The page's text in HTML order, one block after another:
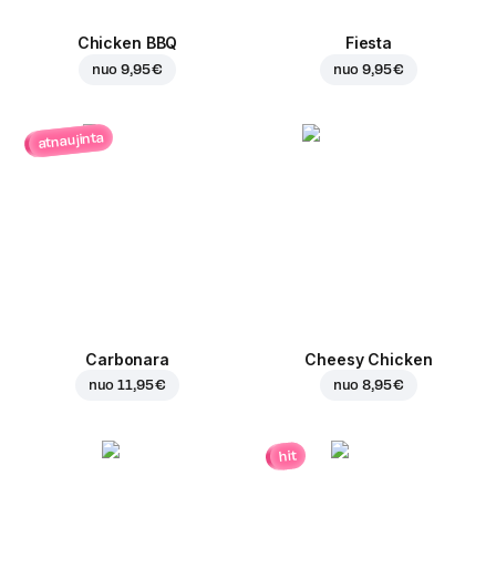
Chicken BBQ
nuo9,95 €
Fiesta
nuo9,95 €
atnaujinta
Carbonara
nuo11,95 €
Cheesy Chicken
nuo8,95 €
hit